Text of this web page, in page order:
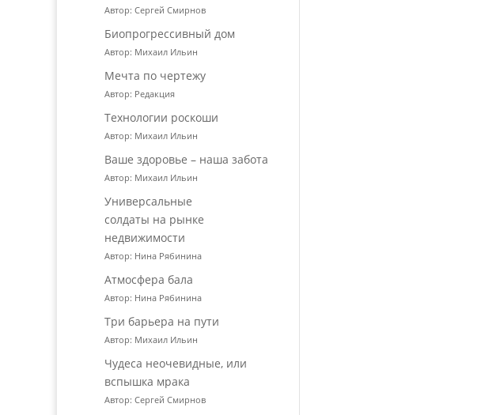
Автор: Сергей Смирнов
Биопрогрессивный дом
Автор: Михаил Ильин
Мечта по чертежу
Автор: Редакция
Технологии роскоши
Автор: Михаил Ильин
Ваше здоровье – наша забота
Автор: Михаил Ильин
Универсальные
солдаты на рынке
недвижимости
Автор: Нина Рябинина
Атмосфера бала
Автор: Нина Рябинина
Три барьера на пути
Автор: Михаил Ильин
Чудеса неочевидные, или
вспышка мрака
Автор: Сергей Смирнов